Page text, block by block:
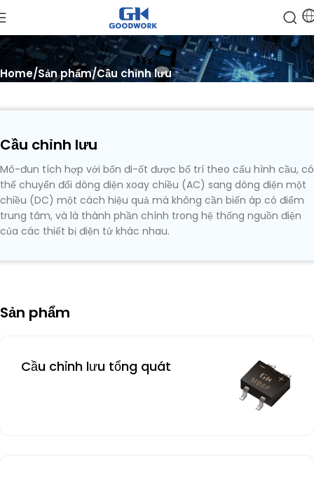
Home Sản phẩm Cầu chỉnh lưu
Cầu chỉnh lưu
Mô-đun tích hợp với bốn đi-ốt được bố trí theo cấu hình cầu, có
thể chuyển đổi dòng điện xoay chiều (AC) sang dòng điện một
chiều (DC) một cách hiệu quả mà không cần biến áp có điểm
trung tâm, và là thành phần chính trong hệ thống nguồn điện
của các thiết bị điện tử khác nhau.
Sản phẩm
Cầu chỉnh lưu tổng quát